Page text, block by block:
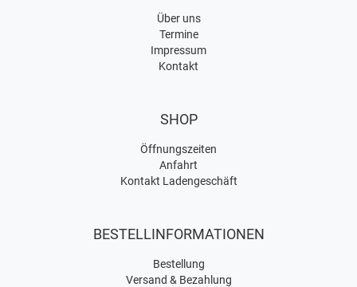
Über uns
Termine
Impressum
Kontakt
SHOP
Öffnungszeiten
Anfahrt
Kontakt Ladengeschäft
BESTELLINFORMATIONEN
Bestellung
Versand & Bezahlung